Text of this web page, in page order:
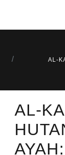
AL-
AL-